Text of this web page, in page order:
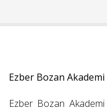
Ezber Bozan Akademi
Ezber Bozan Akademi